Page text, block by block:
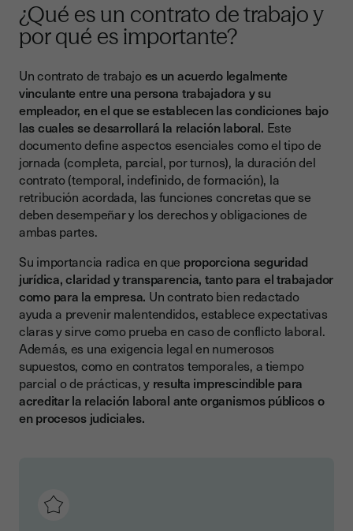
Errores comunes al redactar un contrato de trabajo
Cómo firmar un contrato de trabajo con garantías legales
El papel de la firma electrónica avanzada
Recursos para ayudarte a crear contratos sólidos
Conclusión
¿Qué es un contrato de trabajo y
por qué es importante?
Un contrato de trabajoes un acuerdo legalmente
vinculante entre una persona trabajadora y su
empleador, en el que se establecen las condiciones bajo
las cuales se desarrollará la relación laboral. Este
documento define aspectos esenciales como el tipo de
jornada (completa, parcial, por turnos), la duración del
contrato (temporal, indefinido, de formación), la
retribución acordada, las funciones concretas que se
deben desempeñar y los derechos y obligaciones de
ambas partes.
Su importancia radica en que proporciona seguridad
jurídica, claridad y transparencia, tanto para el trabajador
como para la empresa. Un contrato bien redactado
ayuda a prevenir malentendidos, establece expectativas
claras y sirve como prueba en caso de conflicto laboral.
Además, es una exigencia legal en numerosos
supuestos, como en contratos temporales, a tiempo
parcial o de prácticas, y resulta imprescindible para
acreditar la relación laboral ante organismos públicos o
en procesos judiciales.